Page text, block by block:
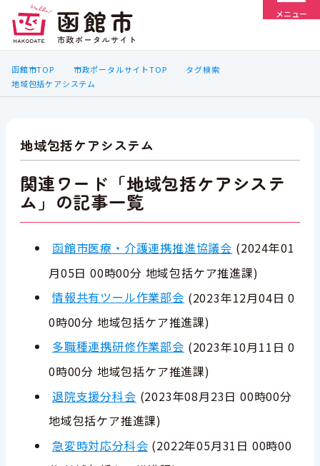
メニュー
函館市TOP 市政ポータルサイトTOP
タグ検索
地域包括ケアシステム
地域包括ケアシステム
関連ワード「地域包括ケアシステ
ム」の記事一覧
函館市医療・介護連携推進協議会 (2024年01
月05日 00時00分 地域包括ケア推進課)
情報共有ツール作業部会 (2023年12月04日 0
0時00分 地域包括ケア推進課)
多職種連携研修作業部会 (2023年10月11日 0
0時00分 地域包括ケア推進課)
退院支援分科会 (2023年08月23日 00時00分
地域包括ケア推進課)
急変時対応分科会 (2022年05月31日 00時00